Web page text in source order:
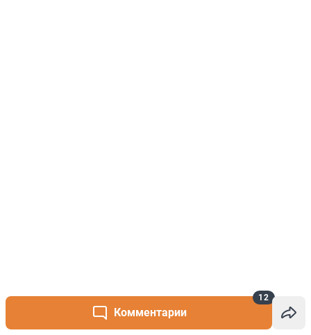
Комментарии
12